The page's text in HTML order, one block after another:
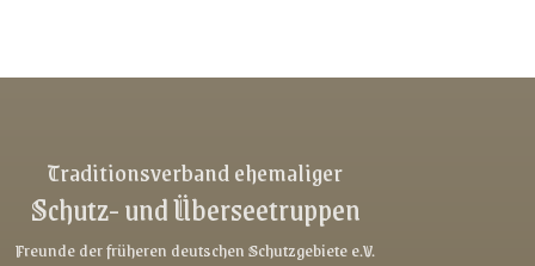
Link-v-z
Link-v-z
Traditionsverband ehemaliger
Schutz- und Überseetruppen
Freunde der früheren deutschen Schutzgebiete e.V.